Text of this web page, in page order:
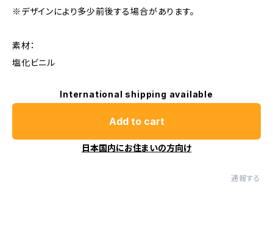
※デザインにより多少前後する場合があります。
素材：
塩化ビニル
International shipping available
Add to cart
日本国内にお住まいの方向け
通報する